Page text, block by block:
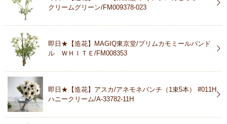
クリームグリーン/FM009378-023
即日★【造花】MAGIQ東京堂/プリムカモミールバンド
ル ＷＨＩＴＥ/FM008353
即日★【造花】アスカ/アネモネバンチ（1束5本） #011H
ハニークリーム/A-33782-11H